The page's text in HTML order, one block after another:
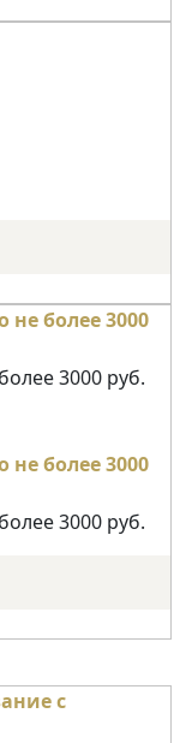
3000 руб.
3000 руб.